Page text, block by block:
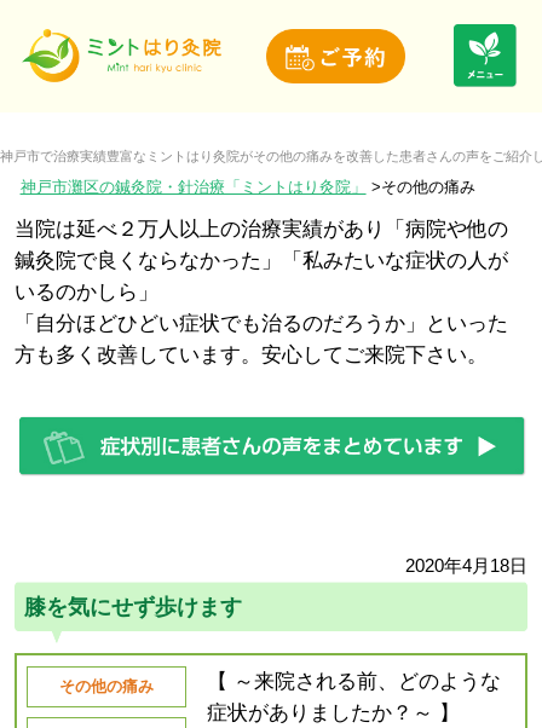
神戸市で治療実績豊富なミントはり灸院がその他の痛みを改善した患者さんの声をご紹介
神戸市灘区の鍼灸院・針治療「ミントはり灸院」 その他の痛み
当院は延べ２万人以上の治療実績があり「病院や他の
鍼灸院で良くならなかった」「私みたいな症状の人が
いるのかしら」
「自分ほどひどい症状でも治るのだろうか」といった
方も多く改善しています。安心してご来院下さい。
2020年4月18日
膝を気にせず歩けます
その他の痛み
【 ～来院される前、どのような
症状がありましたか？～ 】